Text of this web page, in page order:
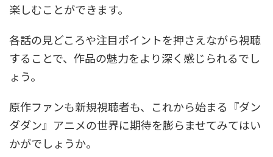
楽しむことができます。
各話の見どころや注目ポイントを押さえながら視聴
することで、作品の魅力をより深く感じられるでし
ょう。
原作ファンも新規視聴者も、これから始まる『ダン
ダダン』アニメの世界に期待を膨らませてみてはい
かがでしょうか。